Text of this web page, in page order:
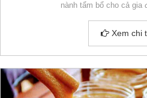
nành tẩm bổ cho cả gia
Xem chi